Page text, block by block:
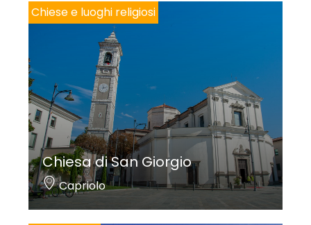
Chiese e luoghi religiosi
Chiesa di San Giorgio
Capriolo